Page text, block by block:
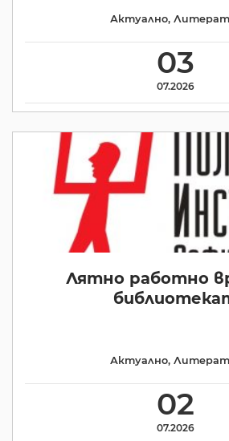
03
07.2026
Актуално,
Лятно работно
02
07.2026
Актуално,